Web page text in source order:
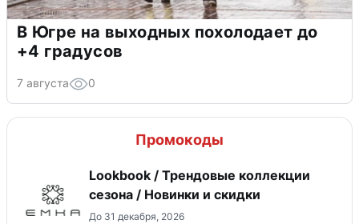
В Югре на выходных похолодает до
+4 градусов
7 августа 0
Промокоды
Lookbook / Трендовые коллекции
сезона / Новинки и скидки
До 31 декабря, 2026